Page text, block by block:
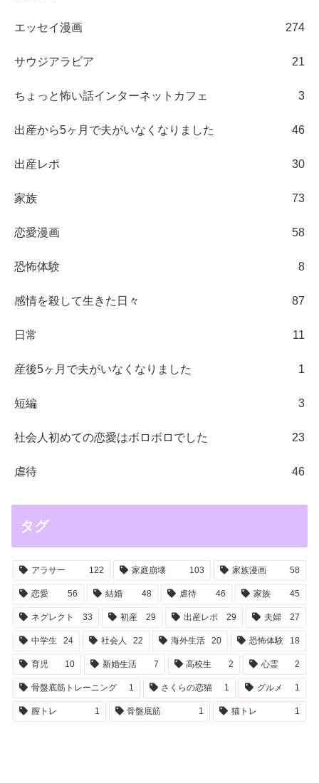
エッセイ漫画 274
サウジアラビア 21
ちょっと怖い話インターネットカフェ 3
出産から5ヶ月で夫がいなくなりました 46
出産レポ 30
家族 73
恋愛漫画 58
恐怖体験 8
感情を殺して生きた日々 87
日常 11
産後5ヶ月で夫がいなくなりました 1
短編 3
社会人初めての恋愛はボロボロでした 23
虐待 46
タグ
アラサー 122 家庭崩壊 103 家族漫画 58
恋愛 56 結婚 48 虐待 46 家族 45
ネグレクト 33 初産 29 出産レポ 29 夫婦 27
中学生 24 社会人 22 海外生活 20 恐怖体験 18
育児 10 新婚生活 7 高校生 2 心霊 2
骨盤底筋トレーニング 1 さくらの恋猫 1 グルメ 1
膣トレ 1 骨盤底筋 1 猫トレ 1